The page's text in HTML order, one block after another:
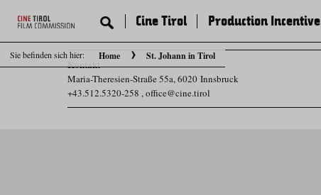
Sie befinden sich hier: Home St. Johann in Tirol
Cine Tirol Production Incentive
Kontakt
Maria-Theresien-Straße 55a, 6020 Innsbruck
+43.512.5320-258 ,office@cine.tirol